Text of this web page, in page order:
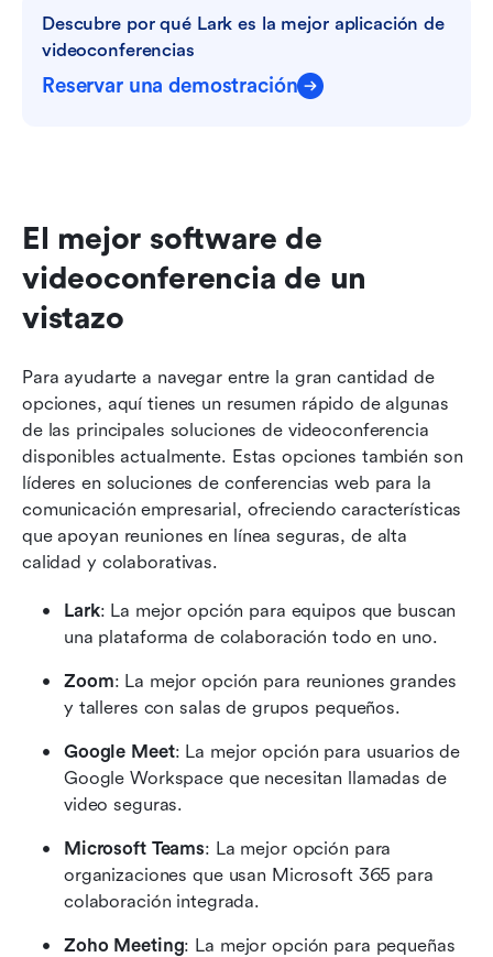
Descubre por qué Lark es la mejor aplicación de
videoconferencias
Reservar una demostración
El mejor software de
videoconferencia de un
vistazo
Para ayudarte a navegar entre la gran cantidad de
opciones, aquí tienes un resumen rápido de algunas
de las principales soluciones de videoconferencia
disponibles actualmente. Estas opciones también son
líderes en soluciones de conferencias web para la
comunicación empresarial, ofreciendo características
que apoyan reuniones en línea seguras, de alta
calidad y colaborativas.
Lark: La mejor opción para equipos que buscan
una plataforma de colaboración todo en uno.
Zoom: La mejor opción para reuniones grandes
y talleres con salas de grupos pequeños.
Google Meet: La mejor opción para usuarios de
Google Workspace que necesitan llamadas de
video seguras.
Microsoft Teams: La mejor opción para
organizaciones que usan Microsoft 365 para
colaboración integrada.
Zoho Meeting: La mejor opción para pequeñas